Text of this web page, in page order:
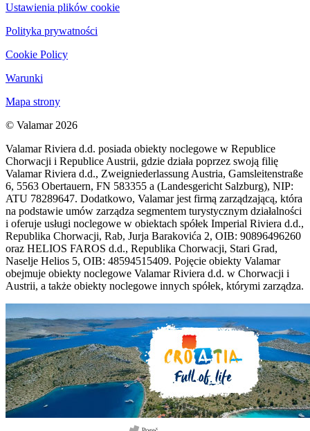
Ustawienia plików cookie
Polityka prywatności
Cookie Policy
Warunki
Mapa strony
© Valamar 2026
Valamar Riviera d.d. posiada obiekty noclegowe w Republice
Chorwacji i Republice Austrii, gdzie działa poprzez swoją filię
Valamar Riviera d.d., Zweigniederlassung Austria, Gamsleitenstraße
6, 5563 Obertauern, FN 583355 a (Landesgericht Salzburg), NIP:
ATU 78289647. Dodatkowo, Valamar jest firmą zarządzającą, która
na podstawie umów zarządza segmentem turystycznym działalności
i oferuje usługi noclegowe w obiektach spółek Imperial Riviera d.d.,
Republika Chorwacji, Rab, Jurja Barakovića 2, OIB: 90896496260
oraz HELIOS FAROS d.d., Republika Chorwacji, Stari Grad,
Naselje Helios 5, OIB: 48594515409. Pojęcie obiekty Valamar
obejmuje obiekty noclegowe Valamar Riviera d.d. w Chorwacji i
Austrii, a także obiekty noclegowe innych spółek, którymi zarządza.